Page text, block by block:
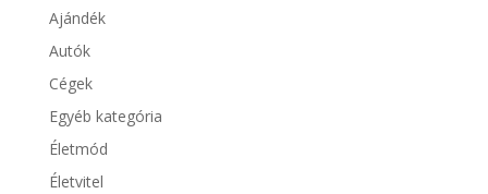
Ajándék
Autók
Cégek
Egyéb kategória
Életmód
Életvitel